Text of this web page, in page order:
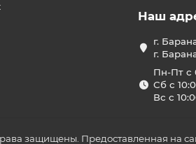
Наш
г.
г.
Пн-Пт с
Сб с
Вс с
защищены. Предоставленная на